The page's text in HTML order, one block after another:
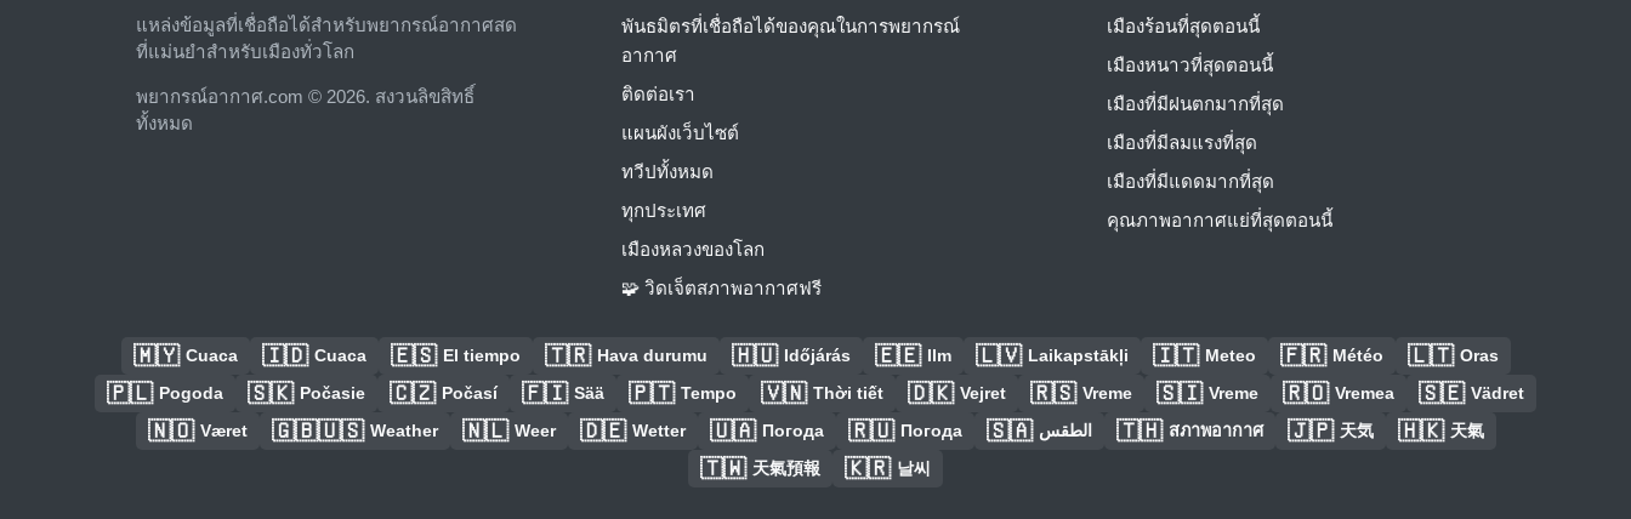
แหล่งข้อมูลที่เชื่อถือได้สำหรับพยากรณ์อากาศสด
ที่แม่นยำสำหรับเมืองทั่วโลก
พยากรณ์อากาศ.com © 2026. สงวนลิขสิทธิ์
ทั้งหมด
พันธมิตรที่เชื่อถือได้ของคุณในการพยากรณ์
อากาศ
ติดต่อเรา
แผนผังเว็บไซต์
ทวีปทั้งหมด
ทุกประเทศ
เมืองหลวงของโลก
🧩 วิดเจ็ตสภาพอากาศฟรี
เมืองร้อนที่สุดตอนนี้
เมืองหนาวที่สุดตอนนี้
เมืองที่มีฝนตกมากที่สุด
เมืองที่มีลมแรงที่สุด
เมืองที่มีแดดมากที่สุด
คุณภาพอากาศแย่ที่สุดตอนนี้
🇲🇾 Cuaca 🇮🇩 Cuaca 🇪🇸 El tiempo 🇹🇷 Hava durumu 🇭🇺 Időjárás 🇪🇪 Ilm 🇱🇻 Laikapstākļi 🇮🇹 Meteo 🇫🇷 Météo 🇱🇹 Oras
🇵🇱 Pogoda 🇸🇰 Počasie 🇨🇿 Počasí 🇫🇮 Sää 🇵🇹 Tempo 🇻🇳 Thời tiết 🇩🇰 Vejret 🇷🇸 Vreme 🇸🇮 Vreme 🇷🇴 Vremea 🇸🇪 Vädret
🇳🇴 Været 🇬🇧🇺🇸 Weather 🇳🇱 Weer 🇩🇪 Wetter 🇺🇦 Погода 🇷🇺 Погода 🇸🇦 الطقس 🇹🇭 สภาพอากาศ 🇯🇵 天気 🇭🇰 天氣
🇹🇼 天氣預報 🇰🇷 날씨